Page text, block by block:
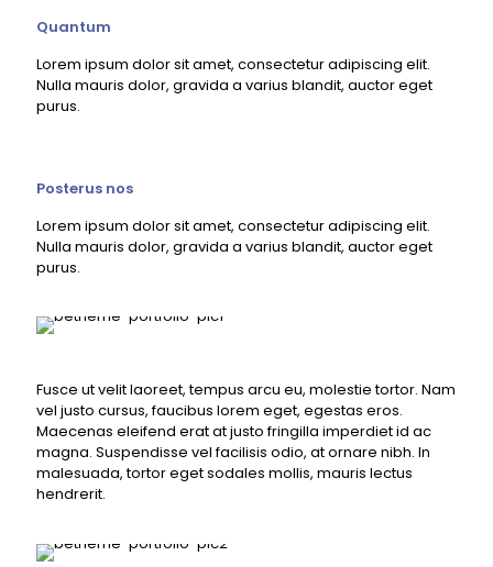
Quantum
Lorem ipsum dolor sit amet, consectetur adipiscing elit.
Nulla mauris dolor, gravida a varius blandit, auctor eget
purus.
Posterus nos
Lorem ipsum dolor sit amet, consectetur adipiscing elit.
Nulla mauris dolor, gravida a varius blandit, auctor eget
purus.
Fusce ut velit laoreet, tempus arcu eu, molestie tortor. Nam
vel justo cursus, faucibus lorem eget, egestas eros.
Maecenas eleifend erat at justo fringilla imperdiet id ac
magna. Suspendisse vel facilisis odio, at ornare nibh. In
malesuada, tortor eget sodales mollis, mauris lectus
hendrerit.